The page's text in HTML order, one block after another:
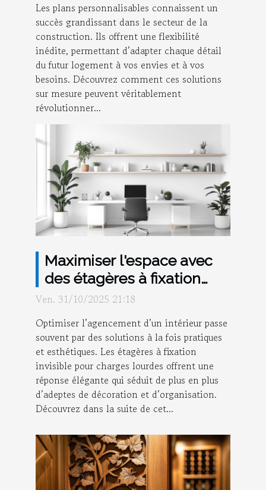
Les plans personnalisables connaissent un
succès grandissant dans le secteur de la
construction. Ils offrent une flexibilité
inédite, permettant d’adapter chaque détail
du futur logement à vos envies et à vos
besoins. Découvrez comment ces solutions
sur mesure peuvent véritablement
révolutionner...
Maximiser l'espace avec
des étagères à fixation
invisible pour charges
Ven. 31/10/2025 21:18
Optimiser l’agencement d’un intérieur passe
souvent par des solutions à la fois pratiques
et esthétiques. Les étagères à fixation
invisible pour charges lourdes offrent une
réponse élégante qui séduit de plus en plus
d’adeptes de décoration et d’organisation.
Découvrez dans la suite de cet...